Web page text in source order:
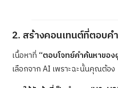
2. สร้างคอนเทนต์ที่ตอบค
เนื้อหาที่ “ตอบโจทย์คำค้นหาของ
เลือกจาก AI เพราะฉะนั้นคุณต้อง